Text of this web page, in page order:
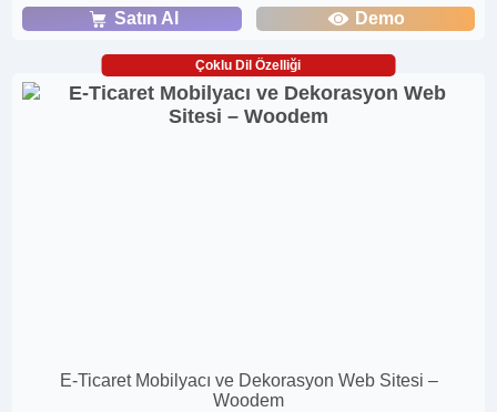
Satın Al Demo
Çoklu Dil Özelliği
E-Ticaret Mobilyacı ve Dekorasyon Web Sitesi –
Woodem